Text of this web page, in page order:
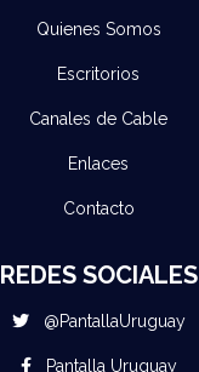
Quienes Somos
Escritorios
Canales de Cable
Enlaces
Contacto
REDES SOCIALES
@PantallaUruguay
Pantalla Uruguay